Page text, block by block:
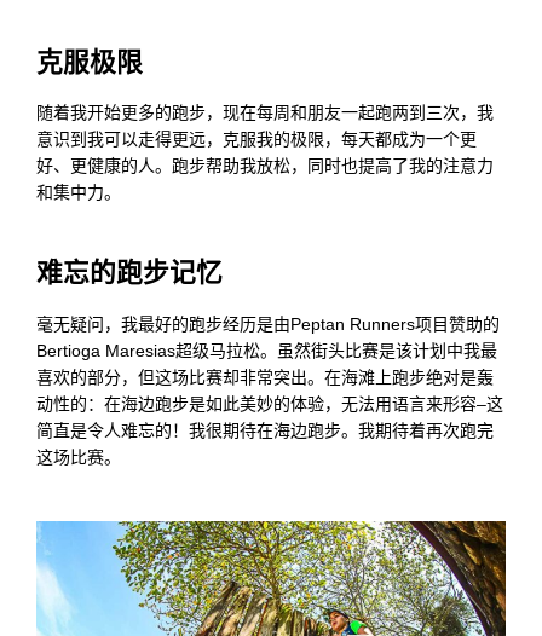
克服极限
随着我开始更多的跑步，现在每周和朋友一起跑两到三次，我
意识到我可以走得更远，克服我的极限，每天都成为一个更
好、更健康的人。跑步帮助我放松，同时也提高了我的注意力
和集中力。
难忘的跑步记忆
毫无疑问，我最好的跑步经历是由Peptan Runners项目赞助的
Bertioga Maresias超级马拉松。虽然街头比赛是该计划中我最
喜欢的部分，但这场比赛却非常突出。在海滩上跑步绝对是轰
动性的：在海边跑步是如此美妙的体验，无法用语言来形容–这
简直是令人难忘的！我很期待在海边跑步。我期待着再次跑完
这场比赛。